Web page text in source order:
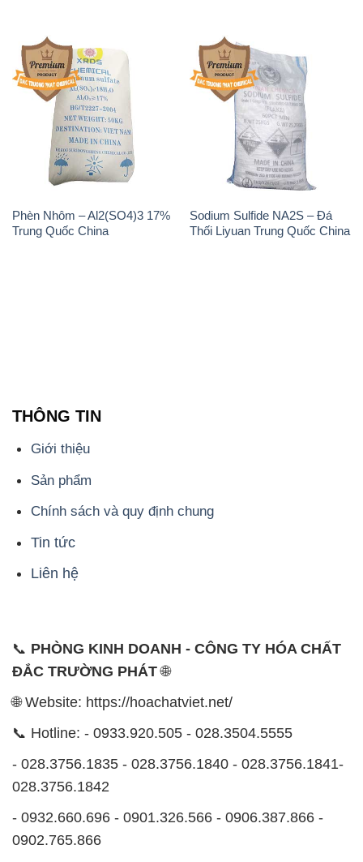
Phèn Nhôm – Al2(SO4)3 17%
Trung Quốc China
Sodium Sulfide NA2S – Đá
Thối Liyuan Trung Quốc China
THÔNG TIN
Giới thiệu
Sản phẩm
Chính sách và quy định chung
Tin tức
Liên hệ
📞 PHÒNG KINH DOANH - CÔNG TY HÓA CHẤT
ĐẮC TRƯỜNG PHÁT🌐
🌐 Website: https://hoachatviet.net/
📞 Hotline: - 0933.920.505 - 028.3504.5555
- 028.3756.1835 - 028.3756.1840 - 028.3756.1841-
028.3756.1842
- 0932.660.696 - 0901.326.566 - 0906.387.866 -
0902.765.866